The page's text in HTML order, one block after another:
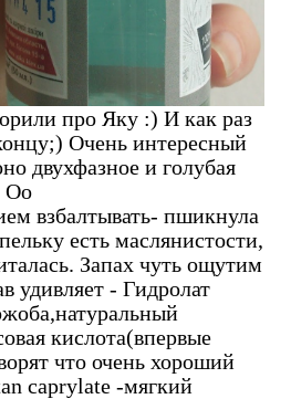
про Яку :) И как раз
Очень интересный
двухфазное и голубая
Оо
взбалтывать- пшикнула
есть маслянистости,
Запах чуть ощутим
удивляет - Гидролат
кислота(впервые
что очень хороший
caprylate -мягкий